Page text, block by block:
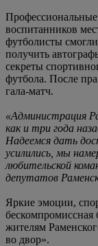
воспитанников
футболисты
получить
секреты
футбола. После
гала-матч.
«Администрация
как и три года
Надеемся дать
усилились, мы
любительской
депутатов
Яркие эмоции,
бескомпромиссная
жителям
во двор».